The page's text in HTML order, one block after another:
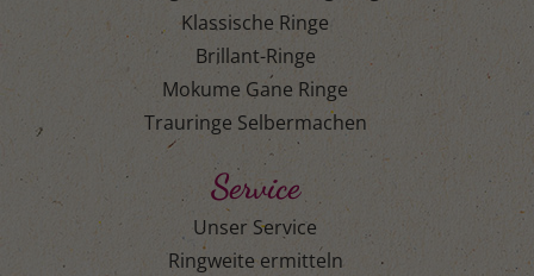
Klassische Ringe
Brillant-Ringe
Mokume Gane Ringe
Trauringe Selbermachen
Service
Unser Service
Ringweite ermitteln